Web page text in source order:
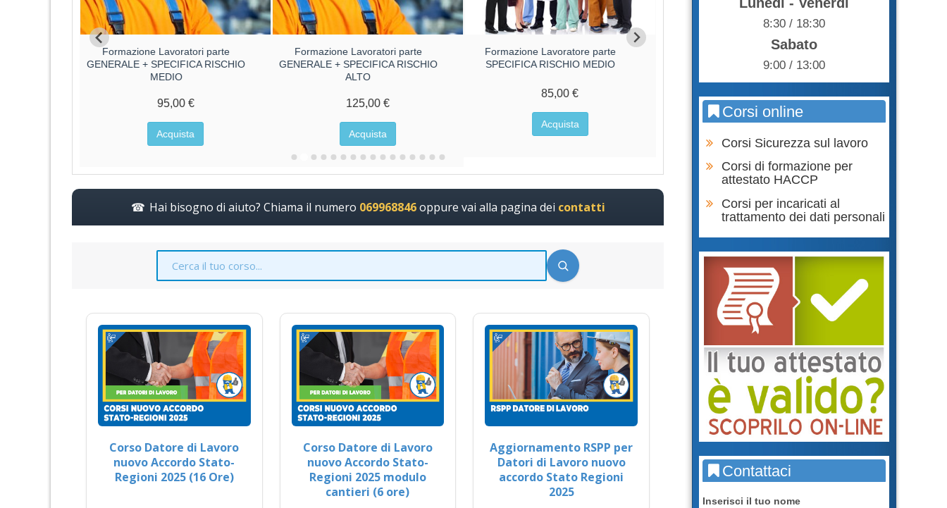
Formazione Lavoratori parte
GENERALE + SPECIFICA RISCHIO
MEDIO
95,00 €
Acquista
Formazione Lavoratori parte
GENERALE + SPECIFICA RISCHIO
ALTO
125,00 €
Acquista
Formazione Lavoratore parte
SPECIFICA RISCHIO MEDIO
85,00 €
Acquista
Formazione Lavoratore parte
SPECIFICA RISCHIO ALTO
Acquista
Hai bisogno di aiuto? Chiama il numero 069968846oppure vai alla pagina dei contatti
Corso Datore di Lavoro
nuovo Accordo Stato-
Regioni 2025 (16 Ore)
Corso Datore di Lavoro
nuovo Accordo Stato-
Regioni 2025 modulo
cantieri (6 ore)
Aggiornamento RSPP per
Datori di Lavoro nuovo
accordo Stato Regioni
2025
8:30 / 18:30
Sabato
9:00 / 13:00
Corsi online
Corsi Sicurezza sul lavoro
Corsi di formazione per
attestato HACCP
Corsi per incaricati al
trattamento dei dati personali
Contattaci
Inserisci il tuo nome